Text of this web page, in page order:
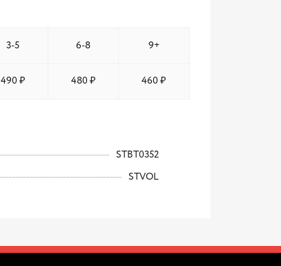
3-5 6-8 9+
490 ₽ 480 ₽ 460 ₽
STBT0352
STVOL